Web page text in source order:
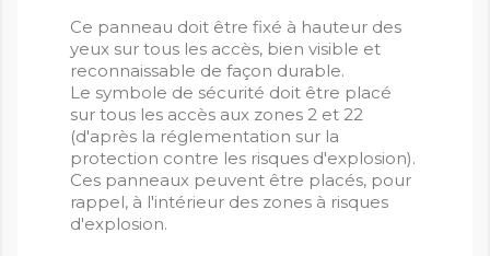
Ce panneau doit être fixé à hauteur des
yeux sur tous les accès, bien visible et
reconnaissable de façon durable.
Le symbole de sécurité doit être placé
sur tous les accès aux zones 2 et 22
(d'après la réglementation sur la
protection contre les risques d'explosion).
Ces panneaux peuvent être placés, pour
rappel, à l'intérieur des zones à risques
d'explosion.